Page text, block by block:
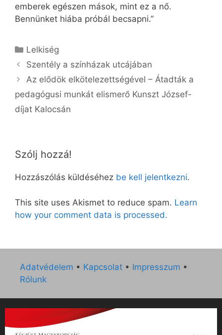
emberek egészen mások, mint ez a nő.
Bennünket hiába próbál becsapni.”
Kategória
Lelkiség
Szentély a színházak utcájában
Az elődök elkötelezettségével – Átadták a
pedagógusi munkát elismerő Kunszt József-
díjat Kalocsán
Szólj hozzá!
Hozzászólás küldéséhez be kell jelentkezni.
This site uses Akismet to reduce spam. Learn
how your comment data is processed.
Adatvédelem • Kapcsolat • Impresszum •
Rólunk